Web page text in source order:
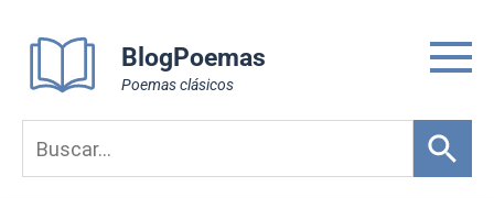
content
BlogPoemas
Poemas clásicos